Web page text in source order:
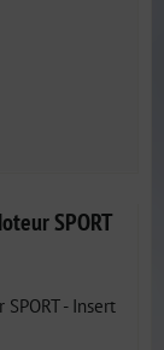
SPORT
- Insert